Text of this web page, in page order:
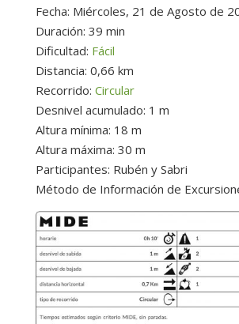
Fecha: Miércoles, 21 de Agosto de
Duración: 39 min
Dificultad: Fácil
Distancia: 0,66 km
Recorrido: Circular
Desnivel acumulado: 1 m
Altura mínima: 18 m
Altura máxima: 30 m
Participantes: Rubén y Sabri
Método de Información de